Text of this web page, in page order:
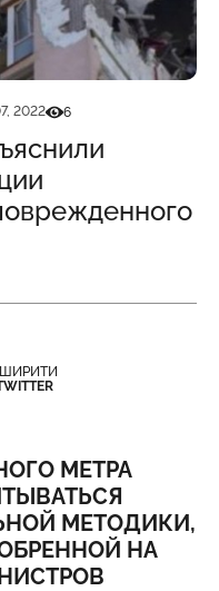
2022Кількість переглядів
6
МЕТРА
МЕТОДИКИ,
НА